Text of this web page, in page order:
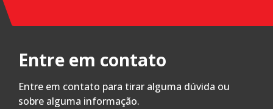
Entre em contato
Entre em contato para tirar alguma dúvida ou
sobre alguma informação.